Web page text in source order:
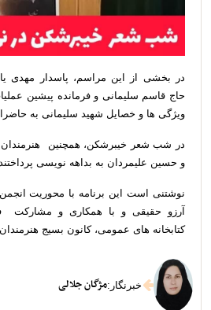
در بخشی از این مراسم، پاسدار مهدی
حاج قاسم سلیمانی و فرمانده پیشین
ویژگی ها و خصایل شهید سلیمانی به
در شب شعر خیبرشکن، همچنین
و حسین علیمردان به بداهه نویسی
نوشتنی است این برنامه با محوریت انجمن
آرزو حقیقی و با همکاری و مشارکت
کتابخانه های عمومی، کانون بسیج
خبرنگار :مژگان جلالی